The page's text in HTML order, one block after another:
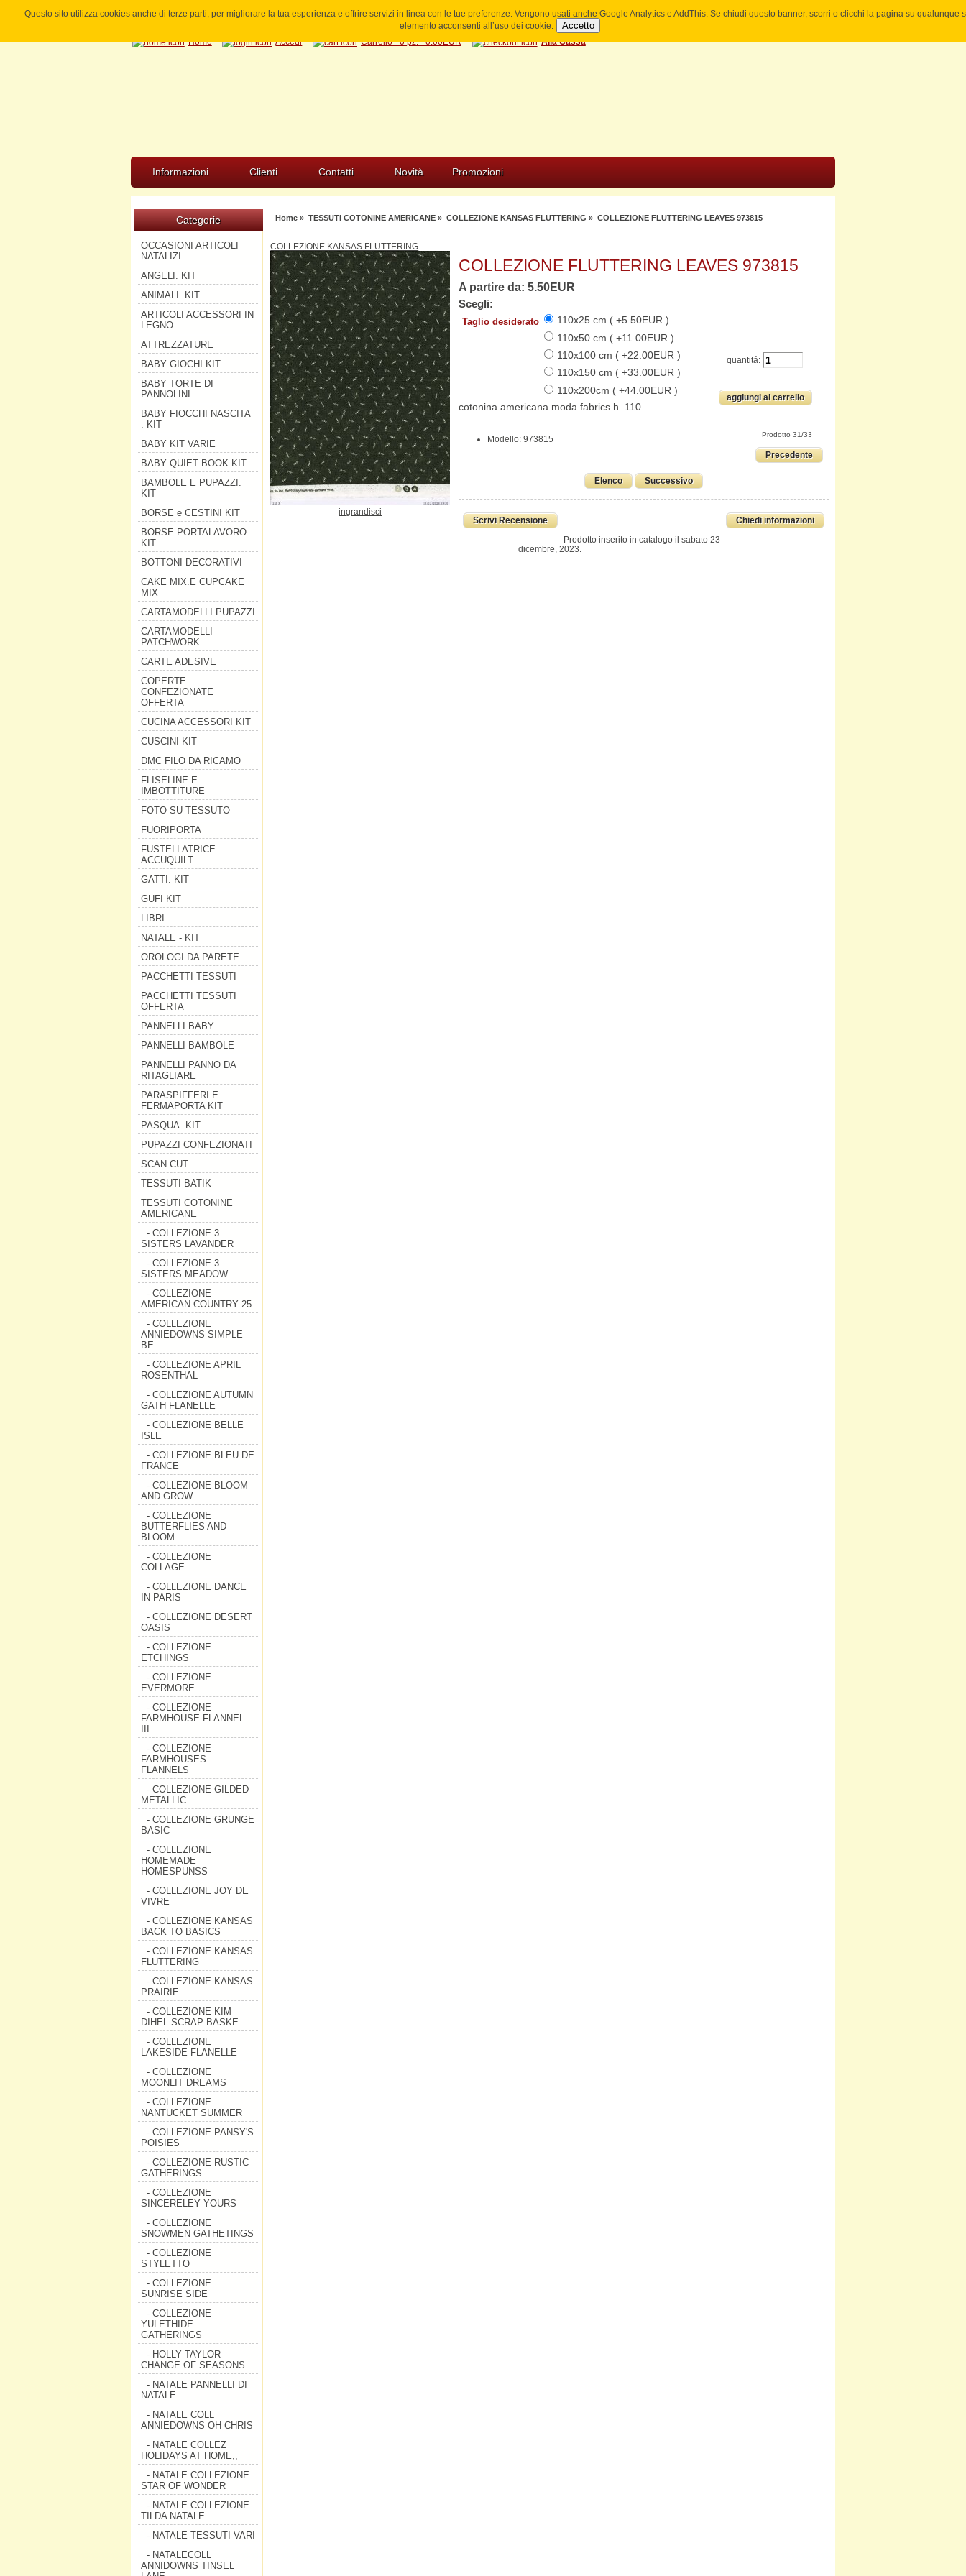
Questo sito utilizza cookies anche di terze parti, per migliorare la tua esperienza e offrire servizi in linea con le tue preferenze. Vengono usati anche Google Analytics e AddThis. Se chiudi questo banner, scorri o clicchi la pagina su qualunque
elemento acconsenti all’uso dei cookie.
Accetto
Home Accedi Carrello - 0 pz. - 0.00EUR Alla Cassa
Informazioni Clienti Contatti Novità Promozioni
Categorie
OCCASIONI ARTICOLI
NATALIZI
ANGELI. KIT
ANIMALI. KIT
ARTICOLI ACCESSORI IN
LEGNO
ATTREZZATURE
BABY GIOCHI KIT
BABY TORTE DI
PANNOLINI
BABY FIOCCHI NASCITA
. KIT
BABY KIT VARIE
BABY QUIET BOOK KIT
BAMBOLE E PUPAZZI.
KIT
BORSE e CESTINI KIT
BORSE PORTALAVORO
KIT
BOTTONI DECORATIVI
CAKE MIX.E CUPCAKE
MIX
CARTAMODELLI PUPAZZI
CARTAMODELLI
PATCHWORK
CARTE ADESIVE
COPERTE
CONFEZIONATE
OFFERTA
CUCINA ACCESSORI KIT
CUSCINI KIT
DMC FILO DA RICAMO
FLISELINE E
IMBOTTITURE
FOTO SU TESSUTO
FUORIPORTA
FUSTELLATRICE
ACCUQUILT
GATTI. KIT
GUFI KIT
LIBRI
NATALE - KIT
OROLOGI DA PARETE
PACCHETTI TESSUTI
PACCHETTI TESSUTI
OFFERTA
PANNELLI BABY
PANNELLI BAMBOLE
PANNELLI PANNO DA
RITAGLIARE
PARASPIFFERI E
FERMAPORTA KIT
PASQUA. KIT
PUPAZZI CONFEZIONATI
SCAN CUT
TESSUTI BATIK
TESSUTI COTONINE
AMERICANE
- COLLEZIONE 3
SISTERS LAVANDER
- COLLEZIONE 3
SISTERS MEADOW
- COLLEZIONE
AMERICAN COUNTRY 25
- COLLEZIONE
ANNIEDOWNS SIMPLE
BE
- COLLEZIONE APRIL
ROSENTHAL
- COLLEZIONE AUTUMN
GATH FLANELLE
- COLLEZIONE BELLE
ISLE
- COLLEZIONE BLEU DE
FRANCE
- COLLEZIONE BLOOM
AND GROW
- COLLEZIONE
BUTTERFLIES AND
BLOOM
- COLLEZIONE
COLLAGE
- COLLEZIONE DANCE
IN PARIS
- COLLEZIONE DESERT
OASIS
- COLLEZIONE
ETCHINGS
- COLLEZIONE
EVERMORE
- COLLEZIONE
FARMHOUSE FLANNEL
- COLLEZIONE
FARMHOUSES
FLANNELS
- COLLEZIONE GILDED
METALLIC
- COLLEZIONE GRUNGE
BASIC
- COLLEZIONE
HOMEMADE
HOMESPUNSS
- COLLEZIONE JOY DE
VIVRE
- COLLEZIONE KANSAS
BACK TO BASICS
- COLLEZIONE KANSAS
FLUTTERING
- COLLEZIONE KANSAS
PRAIRIE
- COLLEZIONE KIM
DIHEL SCRAP BASKE
- COLLEZIONE
LAKESIDE FLANELLE
- COLLEZIONE
MOONLIT DREAMS
- COLLEZIONE
NANTUCKET SUMMER
- COLLEZIONE PANSY'S
POISIES
- COLLEZIONE RUSTIC
GATHERINGS
- COLLEZIONE
SINCERELEY YOURS
- COLLEZIONE
SNOWMEN GATHETINGS
- COLLEZIONE
STYLETTO
- COLLEZIONE
SUNRISE SIDE
- COLLEZIONE
YULETHIDE
GATHERINGS
- HOLLY TAYLOR
CHANGE OF SEASONS
- NATALE PANNELLI DI
NATALE
- NATALE COLL
ANNIEDOWNS OH CHRIS
- NATALE COLLEZ
HOLIDAYS AT HOME,,
- NATALE COLLEZIONE
STAR OF WONDER
- NATALE COLLEZIONE
TILDA NATALE
- NATALE TESSUTI VARI
- NATALECOLL
ANNIDOWNS TINSEL
Home» TESSUTI COTONINE AMERICANE» COLLEZIONE KANSAS FLUTTERING » COLLEZIONE FLUTTERING LEAVES 973815
COLLEZIONE KANSAS FLUTTERING
ingrandisci
COLLEZIONE FLUTTERING LEAVES 973815
A partire da: 5.50EUR
Scegli:
Taglio desiderato
110x25 cm ( +5.50EUR )
110x50 cm ( +11.00EUR )
110x100 cm ( +22.00EUR )
110x150 cm ( +33.00EUR )
110x200cm ( +44.00EUR )
quantitá:
Modello: 973815
cotonina americana moda fabrics h. 110
Prodotto 31/33
Precedente
Elenco Successivo
Scrivi Recensione Chiedi informazioni
Prodotto inserito in catalogo il sabato 23
dicembre, 2023.